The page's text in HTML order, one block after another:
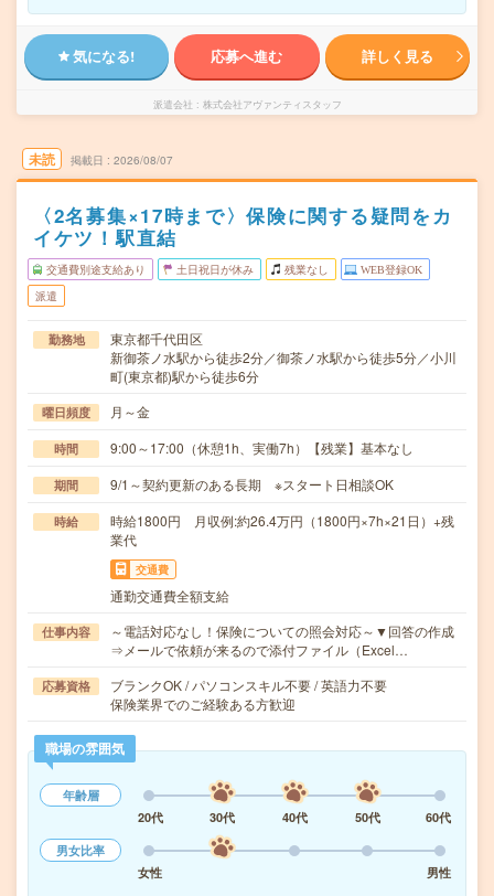
気になる! 応募へ進む 詳しく見る
派遣会社 株式会社アヴァンティスタッフ
未読 掲載日 2026/08/07
〈2名募集×17時まで〉保険に関する疑問をカ
イケツ！駅直結
交通費別途支給あり 土日祝日が休み 残業なし WEB登録OK
派遣
勤務地
東京都千代田区
新御茶ノ水駅から徒歩2分／御茶ノ水駅から徒歩5分／小川
町(東京都)駅から徒歩6分
曜日頻度 月～金
時間 9:00～17:00（休憩1h、実働7h）【残業】基本なし
期間 9/1～契約更新のある長期 ※スタート日相談OK
時給
時給1800円 月収例:約26.4万円（1800円×7h×21日）+残
業代
交通費
通勤交通費全額支給
仕事内容
～電話対応なし！保険についての照会対応～▼回答の作成
⇒メールで依頼が来るので添付ファイル（Excel…
応募資格
ブランクOK / パソコンスキル不要 / 英語力不要
保険業界でのご経験ある方歓迎
職場の雰囲気
年齢層
20代
30代 40代 50代
60代
男女比率
女性
男性